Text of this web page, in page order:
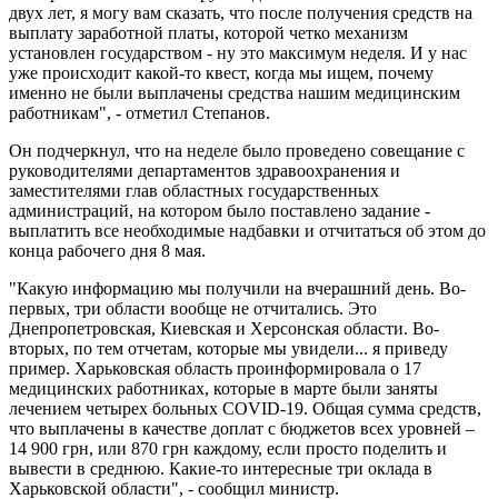
двух лет, я могу вам сказать, что после получения средств на
выплату заработной платы, которой четко механизм
установлен государством - ну это максимум неделя. И у нас
уже происходит какой-то квест, когда мы ищем, почему
именно не были выплачены средства нашим медицинским
работникам", - отметил Степанов.
Он подчеркнул, что на неделе было проведено совещание с
руководителями департаментов здравоохранения и
заместителями глав областных государственных
администраций, на котором было поставлено задание -
выплатить все необходимые надбавки и отчитаться об этом до
конца рабочего дня 8 мая.
"Какую информацию мы получили на вчерашний день. Во-
первых, три области вообще не отчитались. Это
Днепропетровская, Киевская и Херсонская области. Во-
вторых, по тем отчетам, которые мы увидели... я приведу
пример. Харьковская область проинформировала о 17
медицинских работниках, которые в марте были заняты
лечением четырех больных COVID-19. Общая сумма средств,
что выплачены в качестве доплат с бюджетов всех уровней –
14 900 грн, или 870 грн каждому, если просто поделить и
вывести в среднюю. Какие-то интересные три оклада в
Харьковской области", - сообщил министр.